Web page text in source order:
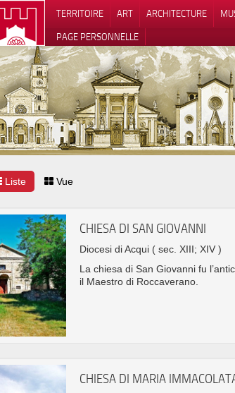
TERRITOIRE ART ARCHITECTURE
PAGE PERSONNELLE
Liste Vue
CHIESA DI SAN GIOVANNI
Diocesi di Acqui ( sec. XIII; XIV )
La chiesa di San Giovanni fu
il Maestro di Roccaverano.
CHIESA DI MARIA